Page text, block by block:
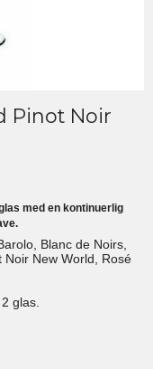
Pinot Noir
med en kontinuerlig
Blanc de Noirs,
New World, Rosé
glas.